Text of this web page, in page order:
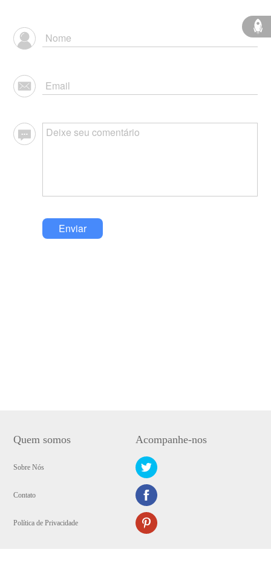
Enviar
Quem somos
Sobre Nós
Contato
Política de Privacidade
Acompanhe-nos